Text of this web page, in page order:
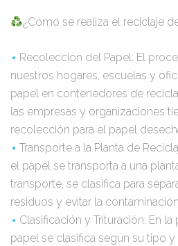
¿Cómo se realiza el reciclaje
Recolección del Papel: El
nuestros hogares, escuelas y
papel en contenedores de
las empresas y organizaciones
recolección para el papel
Transporte a la Planta de
el papel se transporta a una
transporte, se clasifica para
residuos y evitar la
Clasificación y Trituración: En
papel se clasifica según su tipo